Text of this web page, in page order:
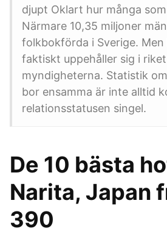
djupt Oklart hur många
Närmare 10,35 miljoner
folkbokförda i Sverige. Men
faktiskt uppehåller sig i
myndigheterna. Statistik
bor ensamma är inte alltid
relationsstatusen singel.
De 10 bästa
Narita, Japan
390